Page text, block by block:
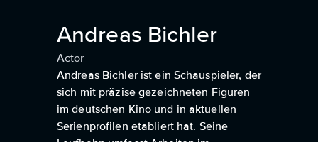
Andreas Bichler
Actor
Andreas Bichler ist ein Schauspieler, der
sich mit präzise gezeichneten Figuren
im deutschen Kino und in aktuellen
Serienprofilen etabliert hat. Seine